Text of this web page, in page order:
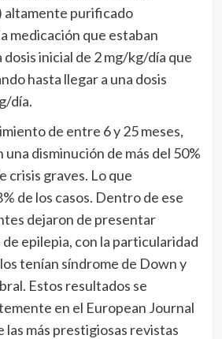
altamente purificado
medicación que estaban
inicial de 2 mg/kg/día que
hasta llegar a una dosis
día.
de entre 6 y 25 meses,
disminución de más del 50%
crisis graves. Lo que
de los casos. Dentro de ese
dejaron de presentar
epilepia, con la particularidad
tenían síndrome de Down y
Estos resultados se
en el European Journal
las más prestigiosas revistas